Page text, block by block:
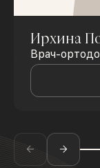
Ирхина
Врач-